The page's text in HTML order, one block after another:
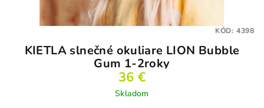
KIETLA slnečné okuliare LION Bubble
Gum 1-2roky
36 €
Skladom
KÓD: 4398